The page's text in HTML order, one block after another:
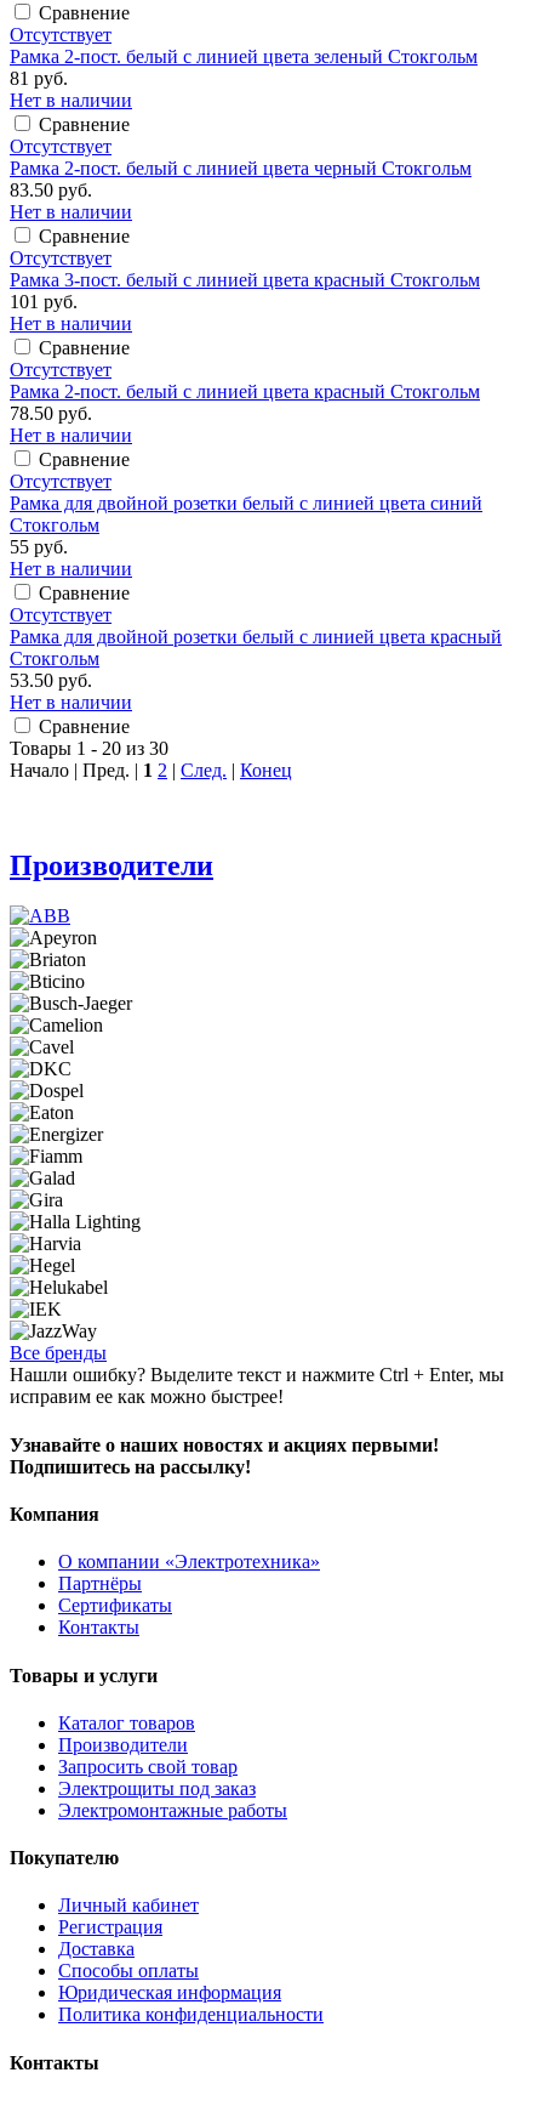
Сравнение
Отсутствует
Рамка 2-пост. белый с линией цвета зеленый Стокгольм
81 руб.
Нет в наличии
Сравнение
Отсутствует
Рамка 2-пост. белый с линией цвета черный Стокгольм
83.50 руб.
Нет в наличии
Сравнение
Отсутствует
Рамка 3-пост. белый с линией цвета красный Стокгольм
101 руб.
Нет в наличии
Сравнение
Отсутствует
Рамка 2-пост. белый с линией цвета красный Стокгольм
78.50 руб.
Нет в наличии
Сравнение
Отсутствует
Рамка для двойной розетки белый с линией цвета синий
Стокгольм
55 руб.
Нет в наличии
Сравнение
Отсутствует
Рамка для двойной розетки белый с линией цвета красный
Стокгольм
53.50 руб.
Нет в наличии
Сравнение
Товары 1 - 20 из 30
Начало | Пред. | 1 2 | След. | Конец
Производители
Все бренды
Нашли ошибку? Выделите текст и нажмите Ctrl + Enter, мы
исправим ее как можно быстрее!
Узнавайте о наших новостях и акциях первыми!
Подпишитесь на рассылку!
Компания
О компании «Электротехника»
Партнёры
Сертификаты
Контакты
Товары и услуги
Каталог товаров
Производители
Запросить свой товар
Электрощиты под заказ
Электромонтажные работы
Покупателю
Личный кабинет
Регистрация
Доставка
Способы оплаты
Юридическая информация
Политика конфиденциальности
Контакты